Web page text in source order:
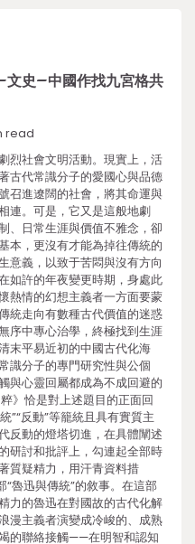
文史–中國作找九宮格共
read
烈社會文明活動。現實上，活
古代常識分子的愛國心與品德
召進遼闊的社會，將其命運與
連。可是，它又是這般地劇
、日常生涯與價值不雅念，卻
本，更沒有才能為掉往傳統的
意義，以致于苦悶與沒有方向
如許的年夜變更時期，身處此
熱情的幻想主義者一方面要蒙
統走向有數種古代價值的迷惑
序中專心治學，終極找到生涯
末平易近初的中國古代化海
識分子的專門研究性與公個
與心靈回屬都成為不成回避的
》恰是對上述題目的正面回
”“反動”等籠統且具有實質主
反動的燈塔切進，在具體闡述
研討和批評上，勾連起全部時
質疑精力，用汗青資料措
“魯迅與傳統”的敘事。在這部
力的魯迅在對國故的古代化解
漫主義者演變成冷峻的、成熟
的聯絡接觸——在明智和認知